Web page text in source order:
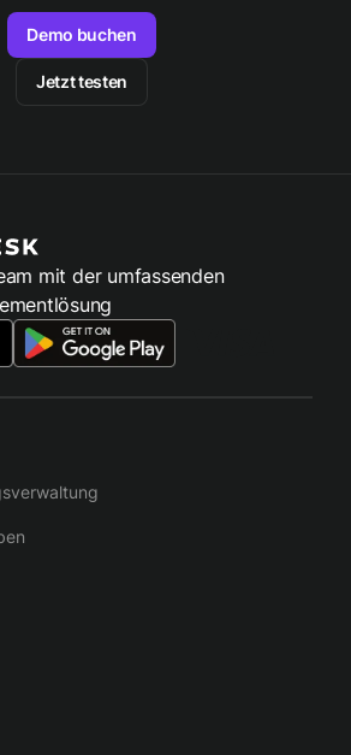
Demo buchen
Jetzt testen
mit der umfassenden